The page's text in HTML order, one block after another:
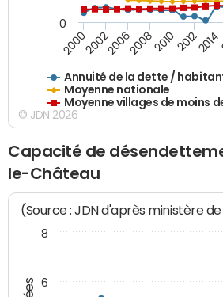
Annuité de la dette /
Moyenne nationale
Moyenne villages de moins
2000200220062008201020122014
0
© JDN 2026
Capacité de
le-Château
(Source : JDN d'après ministère
6
8